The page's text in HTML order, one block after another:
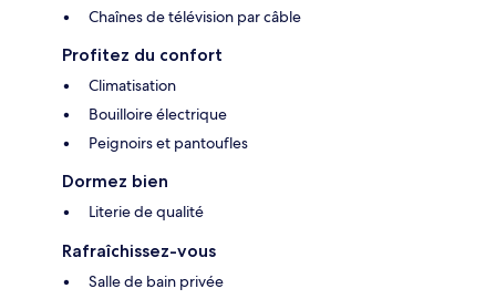
Chaînes de télévision par câble
Profitez du confort
Climatisation
Bouilloire électrique
Peignoirs et pantoufles
Dormez bien
Literie de qualité
Rafraîchissez-vous
Salle de bain privée